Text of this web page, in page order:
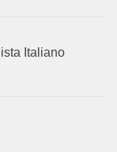
Italiano